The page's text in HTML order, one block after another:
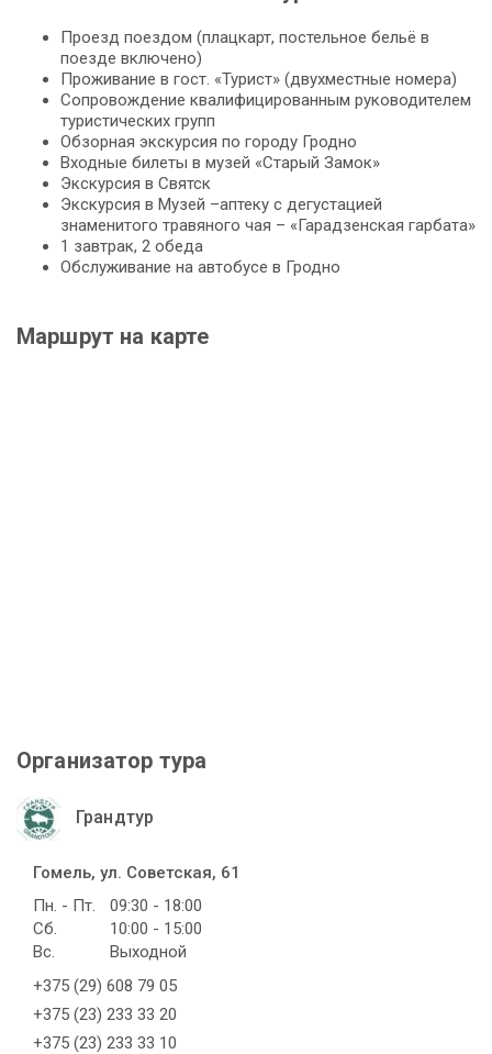
Проезд поездом (плацкарт, постельное бельё в
поезде включено)
Проживание в гост. «Турист» (двухместные номера)
Сопровождение квалифицированным руководителем
туристических групп
Обзорная экскурсия по городу Гродно
Входные билеты в музей «Старый Замок»
Экскурсия в Святск
Экскурсия в Музей –аптеку с дегустацией
знаменитого травяного чая – «Гарадзенская гарбата»
1 завтрак, 2 обеда
Обслуживание на автобусе в Гродно
Маршрут на карте
Организатор тура
Грандтур
Гомель, ул. Советская, 61
Пн. - Пт.
09:30 - 18:00
Сб.
10:00 - 15:00
Вс.
Выходной
+375 (29) 608 79 05
+375 (23) 233 33 20
+375 (23) 233 33 10